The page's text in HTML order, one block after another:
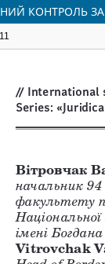
КОНТРОЛЬ ЗА